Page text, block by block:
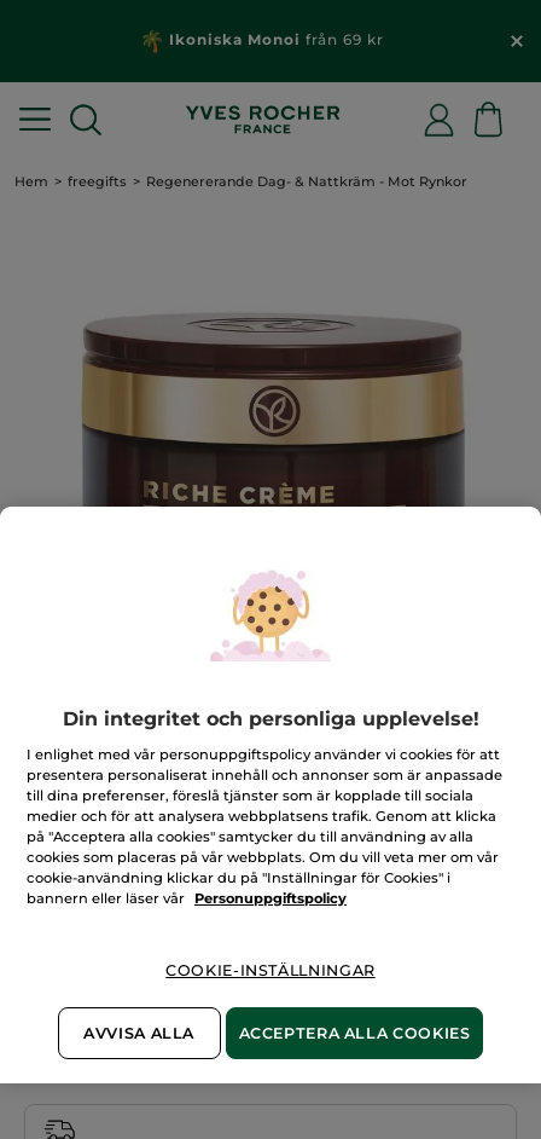
Ikoniska Monoi från 69 kr
Hem freegifts Regenererande Dag- & Nattkräm - Mot Rynkor
Regenererande Dag- & Nattkräm -
Mot Rynkor
Regenererande Dag- & Nattkräm - Mot Rynkor
★★★★★
★★★★★ LÄGG TILL RECENSION
Antal
PRODUKTEN ÄR TILLFÄLLIGT SLUT
Din integritet och personliga upplevelse!
I enlighet med vår personuppgiftspolicy använder vi cookies för att
presentera personaliserat innehåll och annonser som är anpassade
till dina preferenser, föreslå tjänster som är kopplade till sociala
medier och för att analysera webbplatsens trafik. Genom att klicka
på "Acceptera alla cookies" samtycker du till användning av alla
cookies som placeras på vår webbplats. Om du vill veta mer om vår
cookie-användning klickar du på "Inställningar för Cookies" i
bannern eller läser vår
Personuppgiftspolicy
COOKIE-INSTÄLLNINGAR
AVVISA ALLA ACCEPTERA ALLA COOKIES